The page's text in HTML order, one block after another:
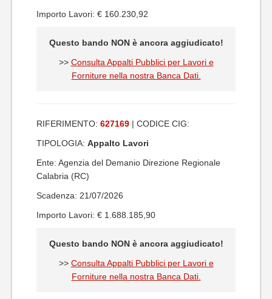
Importo Lavori: € 160.230,92
Questo bando NON è ancora aggiudicato!
>> Consulta Appalti Pubblici per Lavori e
Forniture nella nostra Banca Dati.
RIFERIMENTO: 627169 | CODICE CIG:
TIPOLOGIA: Appalto Lavori
Ente: Agenzia del Demanio Direzione Regionale
Calabria (RC)
Scadenza: 21/07/2026
Importo Lavori: € 1.688.185,90
Questo bando NON è ancora aggiudicato!
>> Consulta Appalti Pubblici per Lavori e
Forniture nella nostra Banca Dati.